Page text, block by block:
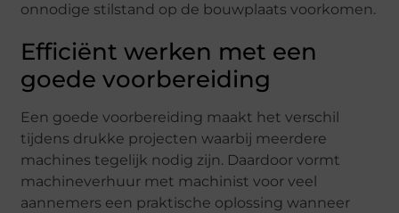
onnodige stilstand op de bouwplaats voorkomen.
Efficiënt werken met een
goede voorbereiding
Een goede voorbereiding maakt het verschil
tijdens drukke projecten waarbij meerdere
machines tegelijk nodig zijn. Daardoor vormt
machineverhuur met machinist voor veel
aannemers een praktische oplossing wanneer